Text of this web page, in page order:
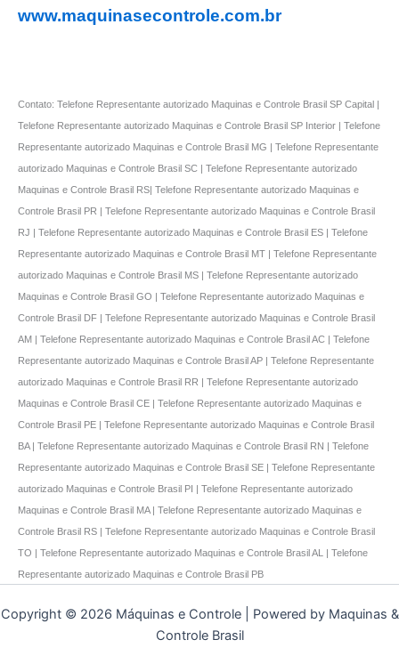
www.maquinasecontrole.com.br
Contato: Telefone Representante autorizado Maquinas e Controle Brasil SP Capital |
Telefone Representante autorizado Maquinas e Controle Brasil SP Interior | Telefone
Representante autorizado Maquinas e Controle Brasil MG | Telefone Representante
autorizado Maquinas e Controle Brasil SC | Telefone Representante autorizado
Maquinas e Controle Brasil RS| Telefone Representante autorizado Maquinas e
Controle Brasil PR | Telefone Representante autorizado Maquinas e Controle Brasil
RJ | Telefone Representante autorizado Maquinas e Controle Brasil ES | Telefone
Representante autorizado Maquinas e Controle Brasil MT | Telefone Representante
autorizado Maquinas e Controle Brasil MS | Telefone Representante autorizado
Maquinas e Controle Brasil GO | Telefone Representante autorizado Maquinas e
Controle Brasil DF | Telefone Representante autorizado Maquinas e Controle Brasil
AM | Telefone Representante autorizado Maquinas e Controle Brasil AC | Telefone
Representante autorizado Maquinas e Controle Brasil AP | Telefone Representante
autorizado Maquinas e Controle Brasil RR | Telefone Representante autorizado
Maquinas e Controle Brasil CE | Telefone Representante autorizado Maquinas e
Controle Brasil PE | Telefone Representante autorizado Maquinas e Controle Brasil
BA | Telefone Representante autorizado Maquinas e Controle Brasil RN | Telefone
Representante autorizado Maquinas e Controle Brasil SE | Telefone Representante
autorizado Maquinas e Controle Brasil PI | Telefone Representante autorizado
Maquinas e Controle Brasil MA | Telefone Representante autorizado Maquinas e
Controle Brasil RS | Telefone Representante autorizado Maquinas e Controle Brasil
TO | Telefone Representante autorizado Maquinas e Controle Brasil AL | Telefone
Representante autorizado Maquinas e Controle Brasil PB
Copyright © 2026 Máquinas e Controle | Powered by Maquinas &
Controle Brasil